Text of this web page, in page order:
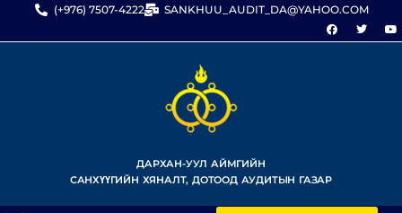
(+976) 7507-4222 SANKHUU_AUDIT_DA@YAHOO.COM
ДАРХАН-УУЛ АЙМГИЙН
САНХҮҮГИЙН ХЯНАЛТ, ДОТООД АУДИТЫН ГАЗАР